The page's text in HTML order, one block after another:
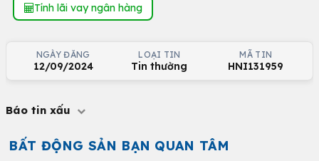
Tính lãi vay ngân hàng
NGÀY ĐĂNG
12/09/2024
LOẠI TIN
Tin thường
MÃ TIN
HNI131959
Báo tin xấu
BẤT ĐỘNG SẢN BẠN QUAN TÂM